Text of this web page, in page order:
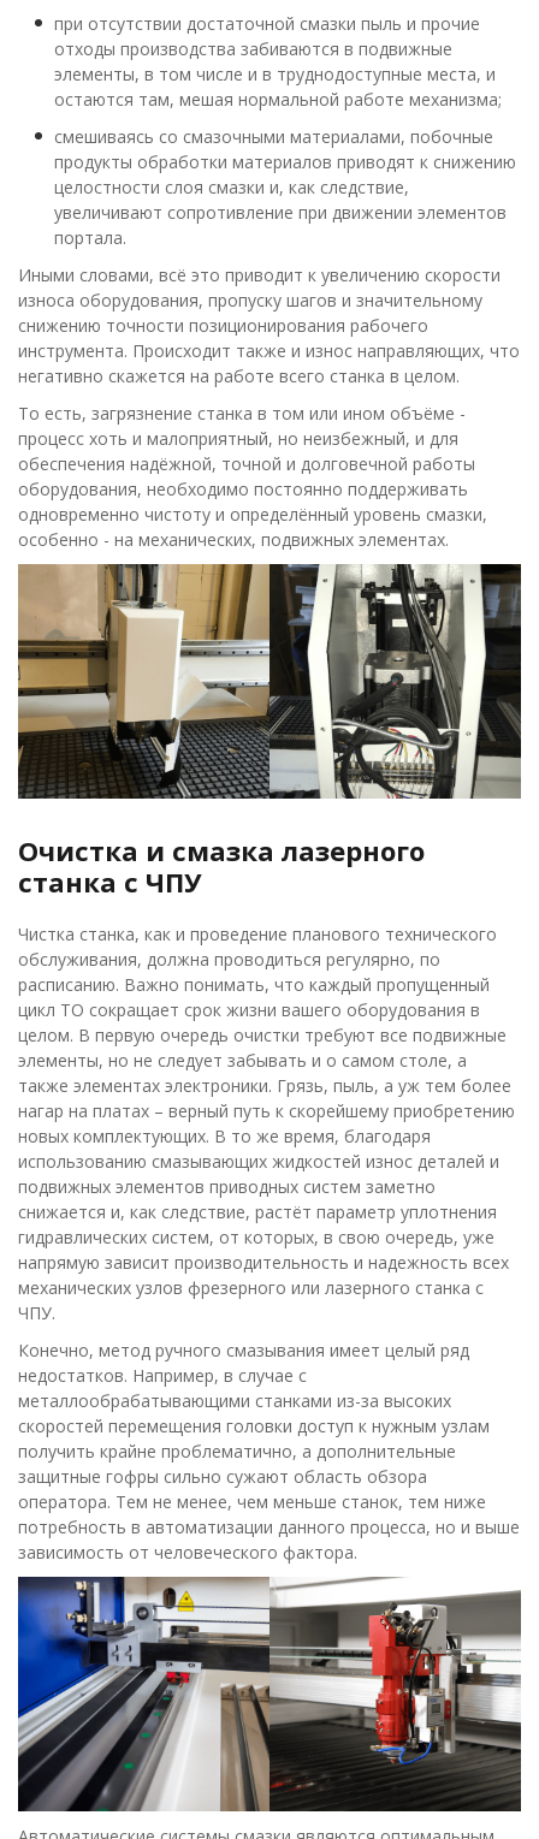
при отсутствии достаточной смазки пыль и прочие
отходы производства забиваются в подвижные
элементы, в том числе и в труднодоступные места, и
остаются там, мешая нормальной работе механизма;
смешиваясь со смазочными материалами, побочные
продукты обработки материалов приводят к снижению
целостности слоя смазки и, как следствие,
увеличивают сопротивление при движении элементов
портала.
Иными словами, всё это приводит к увеличению скорости
износа оборудования, пропуску шагов и значительному
снижению точности позиционирования рабочего
инструмента. Происходит также и износ направляющих, что
негативно скажется на работе всего станка в целом.
То есть, загрязнение станка в том или ином объёме -
процесс хоть и малоприятный, но неизбежный, и для
обеспечения надёжной, точной и долговечной работы
оборудования, необходимо постоянно поддерживать
одновременно чистоту и определённый уровень смазки,
особенно - на механических, подвижных элементах.
Очистка и смазка лазерного
станка с ЧПУ
Чистка станка, как и проведение планового технического
обслуживания, должна проводиться регулярно, по
расписанию. Важно понимать, что каждый пропущенный
цикл ТО сокращает срок жизни вашего оборудования в
целом. В первую очередь очистки требуют все подвижные
элементы, но не следует забывать и о самом столе, а
также элементах электроники. Грязь, пыль, а уж тем более
нагар на платах – верный путь к скорейшему приобретению
новых комплектующих. В то же время, благодаря
использованию смазывающих жидкостей износ деталей и
подвижных элементов приводных систем заметно
снижается и, как следствие, растёт параметр уплотнения
гидравлических систем, от которых, в свою очередь, уже
напрямую зависит производительность и надежность всех
механических узлов фрезерного или лазерного станка с
ЧПУ.
Конечно, метод ручного смазывания имеет целый ряд
недостатков. Например, в случае с
металлообрабатывающими станками из-за высоких
скоростей перемещения головки доступ к нужным узлам
получить крайне проблематично, а дополнительные
защитные гофры сильно сужают область обзора
оператора. Тем не менее, чем меньше станок, тем ниже
потребность в автоматизации данного процесса, но и выше
зависимость от человеческого фактора.